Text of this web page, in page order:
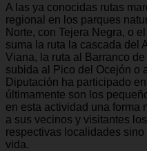
A las ya conocidas rutas
regional en los parques
Norte, con Tejera Negra, o
suma la ruta la cascada del
Viana, la ruta al Barranco
subida al Pico del Ocejón o
Diputación ha participado
últimamente son los
en esta actividad una forma
a sus vecinos y visitantes
respectivas localidades
vida.